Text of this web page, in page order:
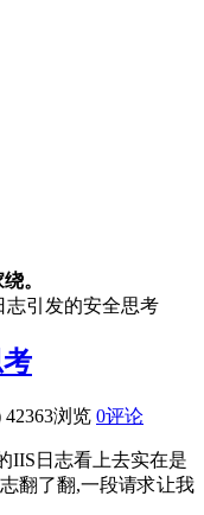
。
志引发的安全思考
42363浏览 0评论
IIS日志看上去实在是
翻了翻,一段请求让我